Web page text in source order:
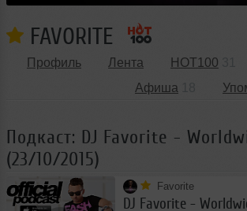
FAVORITE
Профиль Лента HOT100
Афиша
Подкаст: DJ Favorite -
(23/10/2015)
Favorite